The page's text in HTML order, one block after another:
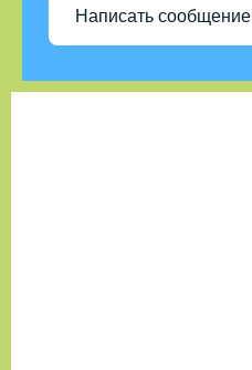
Написать сообщение